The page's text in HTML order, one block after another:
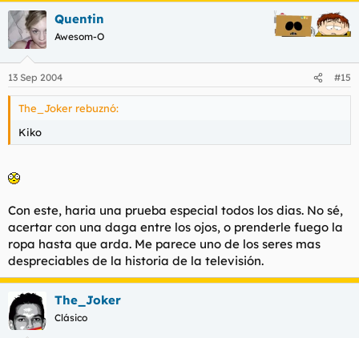
Quentin
Awesom-O
13 Sep 2004 #15
The_Joker rebuznó:
Kiko
Con este, haria una prueba especial todos los dias. No sé,
acertar con una daga entre los ojos, o prenderle fuego la
ropa hasta que arda. Me parece uno de los seres mas
despreciables de la historia de la televisión.
The_Joker
Clásico